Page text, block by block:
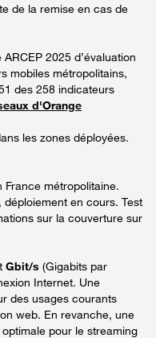
de la remise en cas de
ARCEP 2025 d’évaluation
mobiles métropolitains,
des 258 indicateurs
d'Orange
les zones déployées.
France métropolitaine.
en cours. Test
sur la couverture sur
Gbit/s (Gigabits par
Internet. Une
des usages courants
web. En revanche, une
pour le streaming